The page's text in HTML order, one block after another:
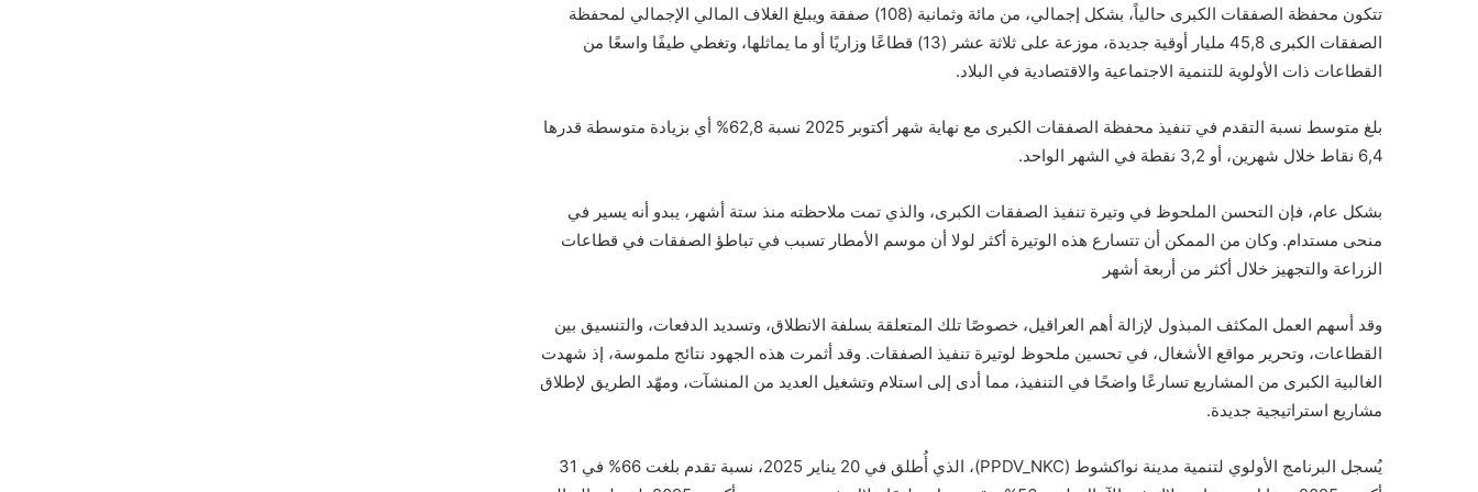
تتكون محفظة الصفقات الكبرى حالياً، بشكل إجمالي، من مائة وثمانية (108) صفقة ويبلغ الغلاف المالي الإجمالي لمحفظة
الصفقات الكبرى 45,8 مليار أوقية جديدة، موزعة على ثلاثة عشر (13) قطاعًا وزاريًا أو ما يماثلها، وتغطي طيفًا واسعًا من
القطاعات ذات الأولوية للتنمية الاجتماعية والاقتصادية في البلاد.
بلغ متوسط نسبة التقدم في تنفيذ محفظة الصفقات الكبرى مع نهاية شهر أكتوبر 2025 نسبة 62,8% أي بزيادة متوسطة قدرها
6,4 نقاط خلال شهرين، أو 3,2 نقطة في الشهر الواحد.
بشكل عام، فإن التحسن الملحوظ في وتيرة تنفيذ الصفقات الكبرى، والذي تمت ملاحظته منذ ستة أشهر، يبدو أنه يسير في
منحى مستدام. وكان من الممكن أن تتسارع هذه الوتيرة أكثر لولا أن موسم الأمطار تسبب في تباطؤ الصفقات في قطاعات
الزراعة والتجهيز خلال أكثر من أربعة أشهر
وقد أسهم العمل المكثف المبذول لإزالة أهم العراقيل، خصوصًا تلك المتعلقة بسلفة الانطلاق، وتسديد الدفعات، والتنسيق بين
القطاعات، وتحرير مواقع الأشغال، في تحسين ملحوظ لوتيرة تنفيذ الصفقات. وقد أثمرت هذه الجهود نتائج ملموسة، إذ شهدت
الغالبية الكبرى من المشاريع تسارعًا واضحًا في التنفيذ، مما أدى إلى استلام وتشغيل العديد من المنشآت، ومهّد الطريق لإطلاق
مشاريع استراتيجية جديدة.
يُسجل البرنامج الأولوي لتنمية مدينة نواكشوط (PPDV_NKC)، الذي أُطلق في 20 يناير 2025، نسبة تقدم بلغت 66% في 31